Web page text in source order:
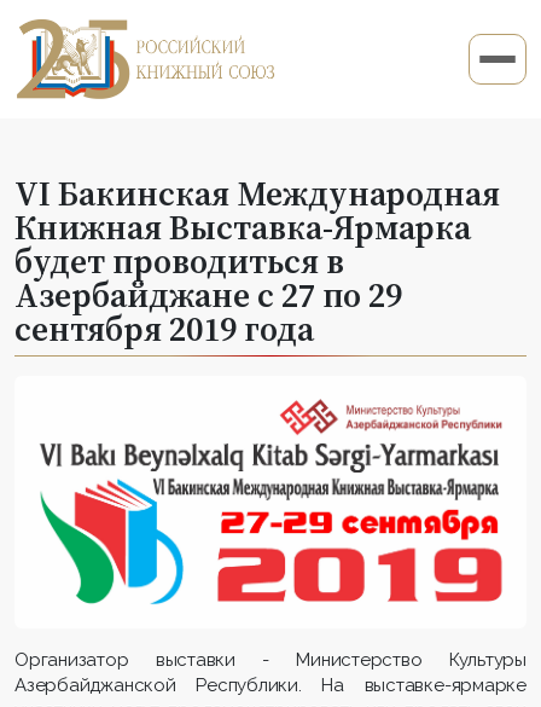
VI Бакинская Международная
Книжная Выставка-Ярмарка
будет проводиться в
Азербайджане c 27 по 29
сентября 2019 года
Организатор выставки - Министерство Культуры
Азербайджанской Республики. На выставке-ярмарке